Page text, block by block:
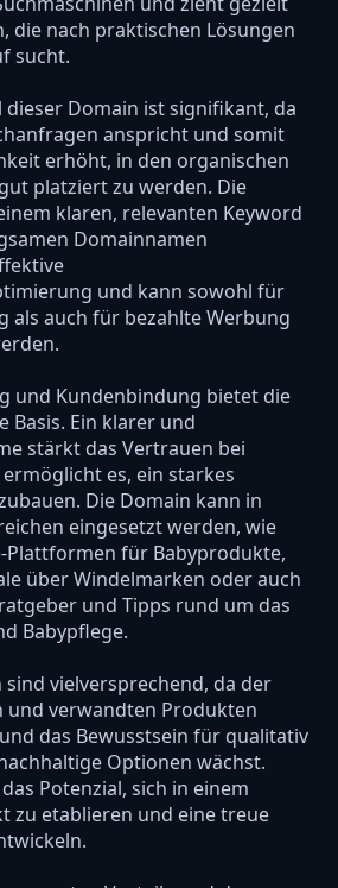
die nach praktischen Lösungen
sucht.
dieser Domain ist signifikant, da
anspricht und somit
erhöht, in den organischen
platziert zu werden. Die
klaren, relevanten Keyword
Domainnamen
und kann sowohl für
als auch für bezahlte Werbung
und Kundenbindung bietet die
Basis. Ein klarer und
stärkt das Vertrauen bei
es, ein starkes
Die Domain kann in
eingesetzt werden, wie
Plattformen für Babyprodukte,
über Windelmarken oder auch
und Tipps rund um das
Babypflege.
vielversprechend, da der
und verwandten Produkten
das Bewusstsein für qualitativ
Optionen wächst.
Potenzial, sich in einem
zu etablieren und eine treue